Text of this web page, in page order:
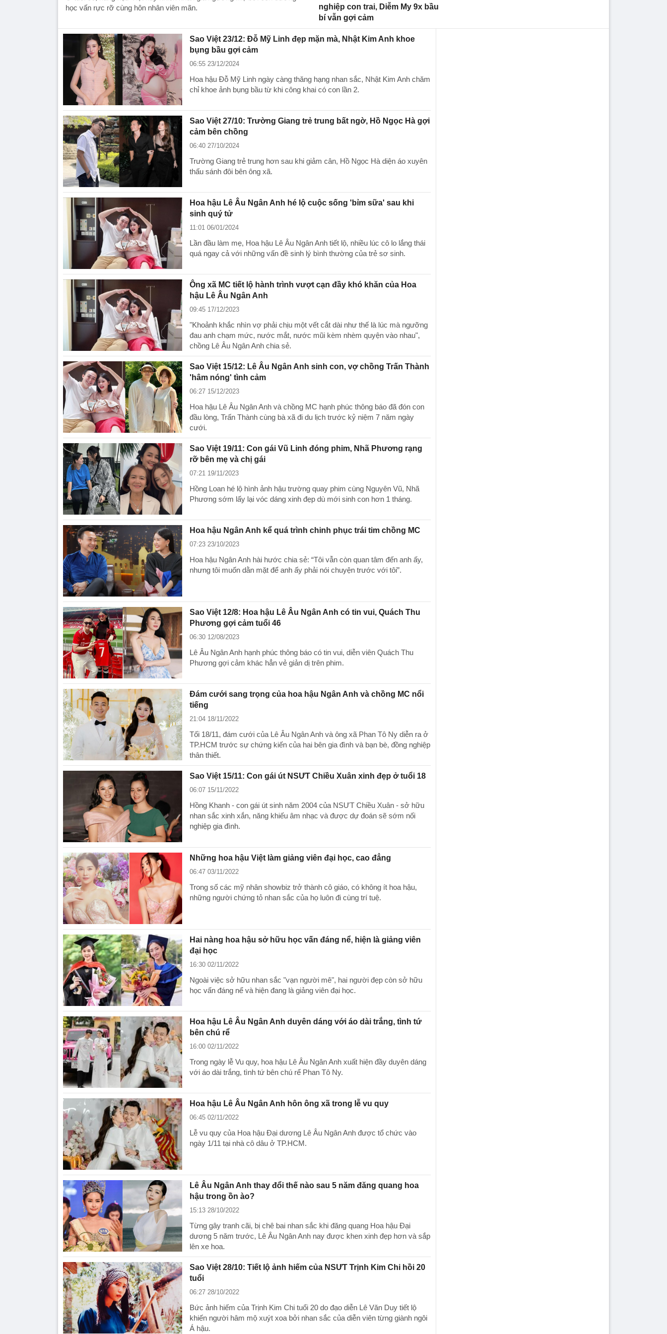
học vấn rực rỡ cùng hôn nhân viên mãn.
nghiệp con trai, Diễm My 9x bầu
bí vẫn gợi cảm
Sao Việt 23/12: Đỗ Mỹ Linh đẹp mặn mà, Nhật Kim Anh khoe
bụng bầu gợi cảm
06:55 23/12/2024
Hoa hậu Đỗ Mỹ Linh ngày càng thăng hạng nhan sắc, Nhật Kim Anh chăm
chỉ khoe ảnh bụng bầu từ khi công khai có con lần 2.
Sao Việt 27/10: Trường Giang trẻ trung bất ngờ, Hồ Ngọc Hà gợi
cảm bên chồng
06:40 27/10/2024
Trường Giang trẻ trung hơn sau khi giảm cân, Hồ Ngọc Hà diện áo xuyên
thấu sánh đôi bên ông xã.
Hoa hậu Lê Âu Ngân Anh hé lộ cuộc sống 'bỉm sữa' sau khi
sinh quý tử
11:01 06/01/2024
Lần đầu làm mẹ, Hoa hậu Lê Âu Ngân Anh tiết lộ, nhiều lúc cô lo lắng thái
quá ngay cả với những vấn đề sinh lý bình thường của trẻ sơ sinh.
Ông xã MC tiết lộ hành trình vượt cạn đầy khó khăn của Hoa
hậu Lê Âu Ngân Anh
09:45 17/12/2023
"Khoảnh khắc nhìn vợ phải chịu một vết cắt dài như thế là lúc mà ngưỡng
đau anh chạm mức, nước mắt, nước mũi kèm nhèm quyện vào nhau",
chồng Lê Âu Ngân Anh chia sẻ.
Sao Việt 15/12: Lê Âu Ngân Anh sinh con, vợ chồng Trấn Thành
'hâm nóng' tình cảm
06:27 15/12/2023
Hoa hậu Lê Âu Ngân Anh và chồng MC hạnh phúc thông báo đã đón con
đầu lòng, Trấn Thành cùng bà xã đi du lịch trước kỷ niệm 7 năm ngày
cưới.
Sao Việt 19/11: Con gái Vũ Linh đóng phim, Nhã Phương rạng
rỡ bên mẹ và chị gái
07:21 19/11/2023
Hồng Loan hé lộ hình ảnh hậu trường quay phim cùng Nguyên Vũ, Nhã
Phương sớm lấy lại vóc dáng xinh đẹp dù mới sinh con hơn 1 tháng.
Hoa hậu Ngân Anh kể quá trình chinh phục trái tim chồng MC
07:23 23/10/2023
Hoa hậu Ngân Anh hài hước chia sẻ: “Tôi vẫn còn quan tâm đến anh ấy,
nhưng tôi muốn dằn mặt để anh ấy phải nói chuyện trước với tôi”.
Sao Việt 12/8: Hoa hậu Lê Âu Ngân Anh có tin vui, Quách Thu
Phương gợi cảm tuổi 46
06:30 12/08/2023
Lê Âu Ngân Anh hạnh phúc thông báo có tin vui, diễn viên Quách Thu
Phương gợi cảm khác hẳn vẻ giản dị trên phim.
Đám cưới sang trọng của hoa hậu Ngân Anh và chồng MC nổi
tiếng
21:04 18/11/2022
Tối 18/11, đám cưới của Lê Âu Ngân Anh và ông xã Phan Tô Ny diễn ra ở
TP.HCM trước sự chứng kiến của hai bên gia đình và bạn bè, đồng nghiệp
thân thiết.
Sao Việt 15/11: Con gái út NSƯT Chiều Xuân xinh đẹp ở tuổi 18
06:07 15/11/2022
Hồng Khanh - con gái út sinh năm 2004 của NSƯT Chiều Xuân - sở hữu
nhan sắc xinh xắn, năng khiếu âm nhạc và được dự đoán sẽ sớm nối
nghiệp gia đình.
Những hoa hậu Việt làm giảng viên đại học, cao đẳng
06:47 03/11/2022
Trong số các mỹ nhân showbiz trở thành cô giáo, có không ít hoa hậu,
những người chứng tỏ nhan sắc của họ luôn đi cùng trí tuệ.
Hai nàng hoa hậu sở hữu học vấn đáng nể, hiện là giảng viên
đại học
16:30 02/11/2022
Ngoài việc sở hữu nhan sắc "vạn người mê", hai người đẹp còn sở hữu
học vấn đáng nể và hiện đang là giảng viên đại học.
Hoa hậu Lê Âu Ngân Anh duyên dáng với áo dài trắng, tình tứ
bên chú rể
16:00 02/11/2022
Trong ngày lễ Vu quy, hoa hậu Lê Âu Ngân Anh xuất hiện đầy duyên dáng
với áo dài trắng, tình tứ bên chú rể Phan Tô Ny.
Hoa hậu Lê Âu Ngân Anh hôn ông xã trong lễ vu quy
06:45 02/11/2022
Lễ vu quy của Hoa hậu Đại dương Lê Âu Ngân Anh được tổ chức vào
ngày 1/11 tại nhà cô dâu ở TP.HCM.
Lê Âu Ngân Anh thay đổi thế nào sau 5 năm đăng quang hoa
hậu trong ồn ào?
15:13 28/10/2022
Từng gây tranh cãi, bị chê bai nhan sắc khi đăng quang Hoa hậu Đại
dương 5 năm trước, Lê Âu Ngân Anh nay được khen xinh đẹp hơn và sắp
lên xe hoa.
Sao Việt 28/10: Tiết lộ ảnh hiếm của NSƯT Trịnh Kim Chi hồi 20
tuổi
06:27 28/10/2022
Bức ảnh hiếm của Trịnh Kim Chi tuổi 20 do đạo diễn Lê Văn Duy tiết lộ
khiến người hâm mộ xuýt xoa bởi nhan sắc của diễn viên từng giành ngôi
Á hậu.